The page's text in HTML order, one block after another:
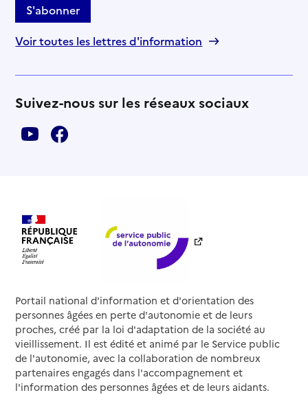
S'abonner
Voir toutes les lettres d'information
Suivez-nous sur les réseaux sociaux
Portail national d'information et d'orientation des
personnes âgées en perte d'autonomie et de leurs
proches, créé par la loi d'adaptation de la société au
vieillissement. Il est édité et animé par le Service public
de l'autonomie, avec la collaboration de nombreux
partenaires engagés dans l'accompagnement et
l'information des personnes âgées et de leurs aidants.